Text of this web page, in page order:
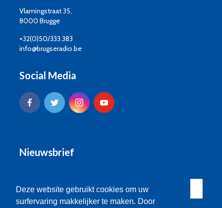
Deze website gebruikt cookies om uw
surfervaring makkelijker te maken. Door
Vlamingstraat 35,
8000 Brugge
+32(0)50/333.383
info@brugseradio.be
Social Media
Nieuwsbrief